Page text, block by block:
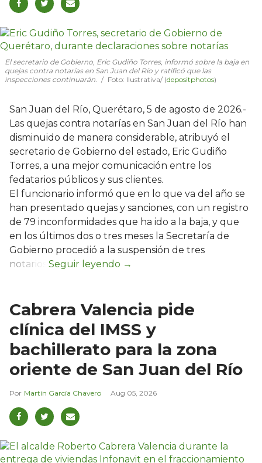
El secretario de Gobierno, Eric Gudiño Torres, informó sobre la baja en
quejas contra notarías en San Juan del Río y ratificó que las
inspecciones continuarán.
Foto: Ilustrativa/ (depositphotos)
San Juan del Río, Querétaro, 5 de agosto de 2026.-
Las quejas contra notarías en San Juan del Río han
disminuido de manera considerable, atribuyó el
secretario de Gobierno del estado, Eric Gudiño
Torres, a una mejor comunicación entre los
fedatarios públicos y sus clientes.
El funcionario informó que en lo que va del año se
han presentado quejas y sanciones, con un registro
de 79 inconformidades que ha ido a la baja, y que
en los últimos dos o tres meses la Secretaría de
Gobierno procedió a la suspensión de tres
notarios.
Cabrera Valencia pide
clínica del IMSS y
bachillerato para la zona
oriente de San Juan del Río
Martín García Chavero Aug 05, 2026